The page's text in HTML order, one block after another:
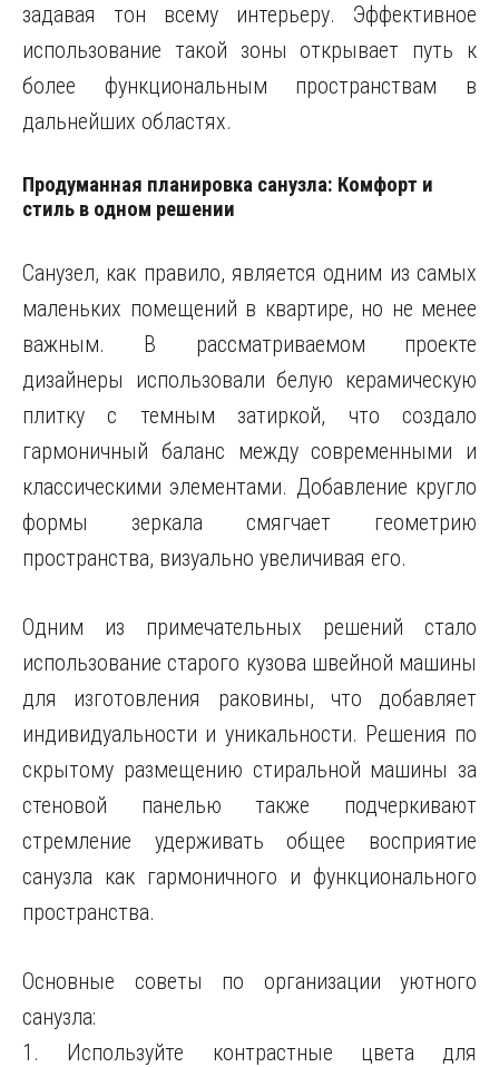
задавая тон всему интерьеру. Эффективное
использование такой зоны открывает путь к
более функциональным пространствам в
дальнейших областях.
Продуманная планировка санузла: Комфорт и
стиль в одном решении
Санузел, как правило, является одним из самых
маленьких помещений в квартире, но не менее
важным. В рассматриваемом проекте
дизайнеры использовали белую керамическую
плитку с темным затиркой, что создало
гармоничный баланс между современными и
классическими элементами. Добавление кругло
формы зеркала смягчает геометрию
пространства, визуально увеличивая его.
Одним из примечательных решений стало
использование старого кузова швейной машины
для изготовления раковины, что добавляет
индивидуальности и уникальности. Решения по
скрытому размещению стиральной машины за
стеновой панелью также подчеркивают
стремление удерживать общее восприятие
санузла как гармоничного и функционального
пространства.
Основные советы по организации уютного
санузла:
1. Используйте контрастные цвета для